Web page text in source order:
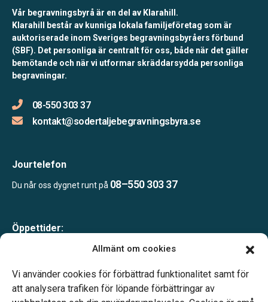
Allmänt om cookies
Vi använder cookies för förbättrad funktionalitet samt för
att analysera trafiken för löpande förbättringar av
Vår begravningsbyrå är en del av Klarahill.
Klarahill består av kunniga lokala familjeföretag som är
auktoriserade inom Sveriges begravningsbyråers förbund
(SBF). Det personliga är centralt för oss, både när det gäller
bemötande och när vi utformar skräddarsydda personliga
begravningar.
08-550 303 37
kontakt@sodertaljebegravningsbyra.se
Jourtelefon
Du når oss dygnet runt på 08–550 303 37
Öppettider:
Lunchstängt 12.00–13.00
Telefonjour dygnet runt